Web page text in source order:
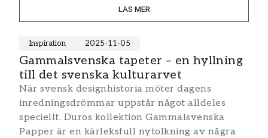
LÄS MER
Inspiration 2025-11-05
Gammalsvenska tapeter – en hyllning
till det svenska kulturarvet
När svensk designhistoria möter dagens
inredningsdrömmar uppstår något alldeles
speciellt. Duros kollektion Gammalsvenska
Papper är en kärleksfull nytolkning av några